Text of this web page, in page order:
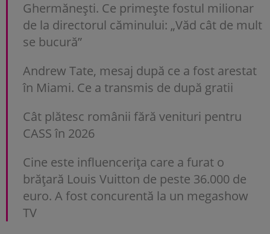
Ghermănești. Ce primește fostul milionar
de la directorul căminului: „Văd cât de mult
se bucură”
Andrew Tate, mesaj după ce a fost arestat
în Miami. Ce a transmis de după gratii
Cât plătesc românii fără venituri pentru
CASS în 2026
Cine este influencerița care a furat o
brățară Louis Vuitton de peste 36.000 de
euro. A fost concurentă la un megashow
TV